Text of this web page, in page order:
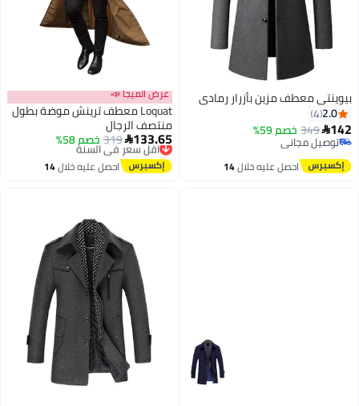
بيوينتي معطف مزين بأزرار رمادي
2.0
4
142
349 خصم 59%
توصيل مجاني
توصيل مجاني
احصل عليه خلال14
عرض الميجا 📣
Loquat معطف ترينش موضة بطول
منتصف الرجال
133.65
319 خصم 58%
أقل سعر في السنة
توصيل مجاني
أقل سعر في السنة
احصل عليه خلال14